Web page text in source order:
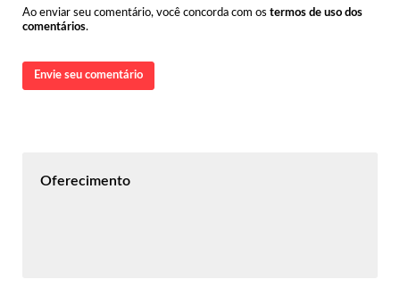
Ao enviar seu comentário, você concorda com os termos de uso dos
comentários.
Envie seu comentário
Oferecimento